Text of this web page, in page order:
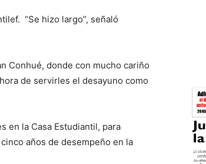
“Se hizo largo”, señaló
Conhué, donde con mucho cariño
de servirles el desayuno como
en la Casa Estudiantil, para
años de desempeño en la